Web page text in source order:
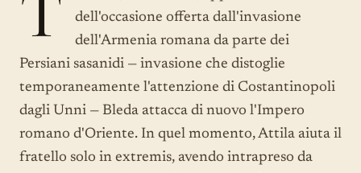
dell'occasione offerta dall'invasione
dell'Armenia romana da parte dei
Persiani sasanidi — invasione che distoglie
temporaneamente l'attenzione di Costantinopoli
dagli Unni — Bleda attacca di nuovo l'Impero
romano d'Oriente. In quel momento, Attila aiuta il
fratello solo in extremis, avendo intrapreso da